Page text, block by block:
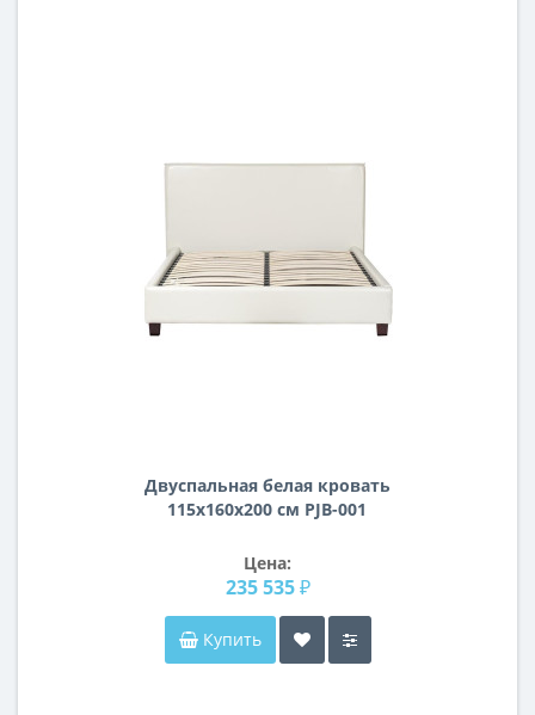
Двуспальная белая кровать
115х160х200 см PJB-001
Цена:
235 535 ₽
Купить